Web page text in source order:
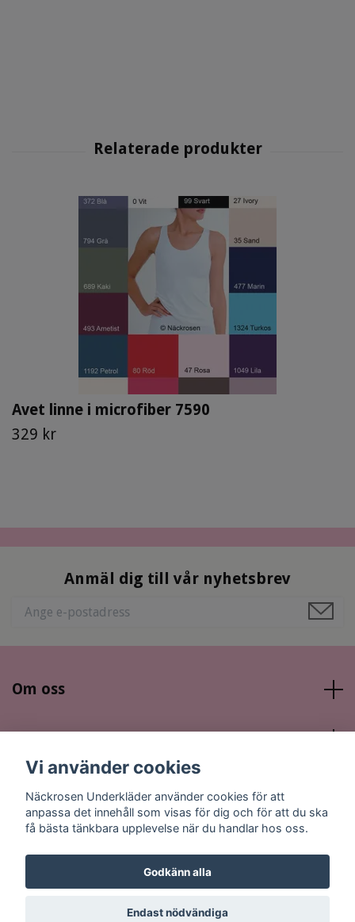
Avet linne i microfiber 7590
329 kr
Anmäl dig till vår nyhetsbrev
Om oss
Sociala medier
© 2026 Näckrosen Underkläder
Vi använder cookies
Näckrosen Underkläder använder cookies för att
anpassa det innehåll som visas för dig och för att du ska
få bästa tänkbara upplevelse när du handlar hos oss.
Godkänn alla
Endast nödvändiga